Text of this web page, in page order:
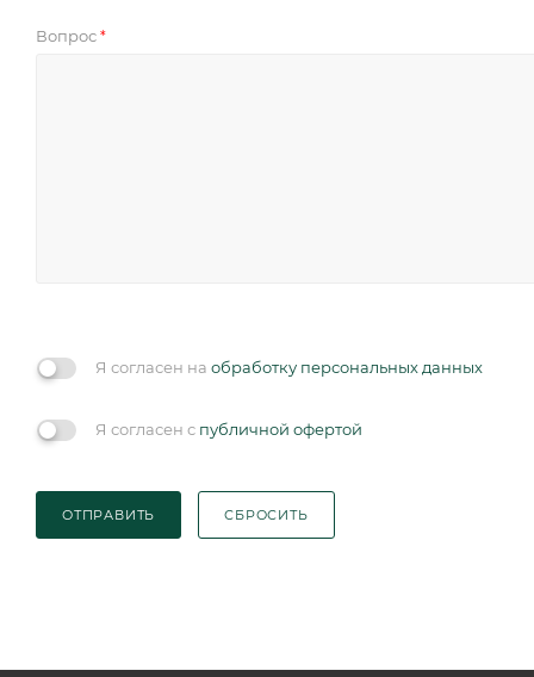
Вопрос *
Я согласен на обработку персональных данных
Я согласен с публичной офертой
ОТПРАВИТЬ СБРОСИТЬ